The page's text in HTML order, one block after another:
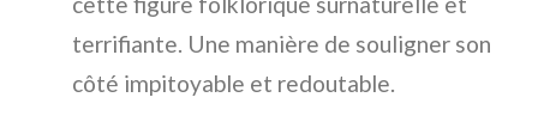
terrifiante. Une manière de souligner son
côté impitoyable et redoutable.